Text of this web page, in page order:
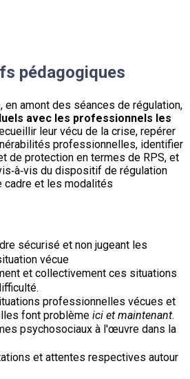
pédagogiques
amont des séances de régulation,
avec les professionnels les
leur vécu de la crise, repérer
professionnelles, identifier
de protection en termes de RPS, et
du dispositif de régulation
cadre et les modalités
sécurisé et non jugeant les
vécue
et collectivement ces situations
professionnelles vécues et
font problème ici et maintenant.
psychosociaux à l'œuvre dans la
et attentes respectives autour